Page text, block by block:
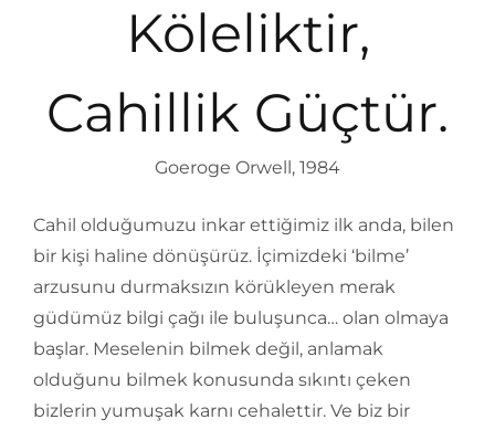
Köleliktir,
Cahillik Güçtür.
Goeroge Orwell, 1984
Cahil olduğumuzu inkar ettiğimiz ilk anda, bilen
bir kişi haline dönüşürüz. İçimizdeki ‘bilme’
arzusunu durmaksızın körükleyen merak
güdümüz bilgi çağı ile buluşunca… olan olmaya
başlar. Meselenin bilmek değil, anlamak
olduğunu bilmek konusunda sıkıntı çeken
bizlerin yumuşak karnı cehalettir. Ve biz bir